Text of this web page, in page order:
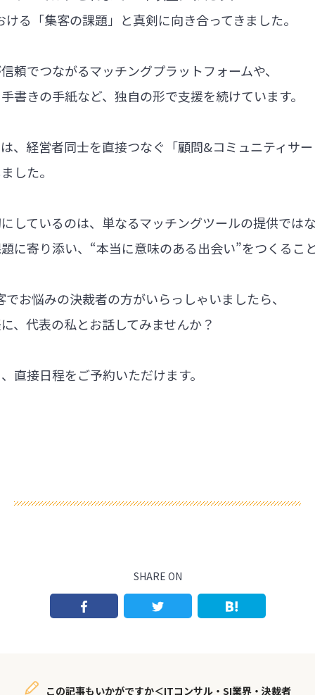
る「集客の課題」と真剣に向き合ってきました。
頼でつながるマッチングプラットフォームや、
書きの手紙など、独自の形で支援を続けています。
、経営者同士を直接つなぐ「顧問&コミュニティサ
した。
しているのは、単なるマッチングツールの提供では
に寄り添い、“本当に意味のある出会い”をつくるこ
お悩みの決裁者の方がいらっしゃいましたら、
、代表の私とお話してみませんか？
直接日程をご予約いただけます。
SHARE ON
この記事もいかがですか＜ITコンサル・SI業界・決裁者